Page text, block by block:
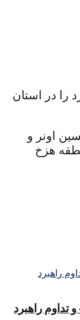
در استان
اونر و
هزخ
و تداوم راهبرد